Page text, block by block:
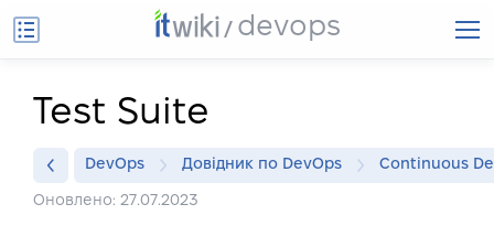
devops
Test Suite
DevOps Довідник по DevOps Continuous
Оновлено: 27.07.2023